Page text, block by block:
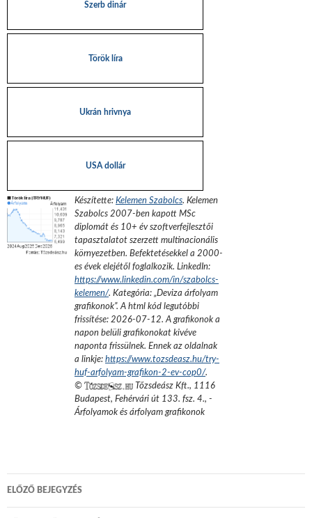
Szerb dinár
Török líra
Ukrán hrivnya
USA dollár
Készítette: Kelemen Szabolcs. Kelemen
Szabolcs 2007-ben kapott MSc
diplomát és 10+ év szoftverfejlesztői
tapasztalatot szerzett multinacionális
környezetben. Befektetésekkel a 2000-
es évek elejétől foglalkozik. LinkedIn:
https://www.linkedin.com/in/szabolcs-
kelemen/. Kategória: „Deviza árfolyam
grafikonok”.A html kód legutóbbi
frissítése: 2026-07-12. A grafikonok a
napon belüli grafikonokat kivéve
naponta frissülnek. Ennek az oldalnak
a linkje: https://www.tozsdeasz.hu/try-
huf-arfolyam-grafikon-2-ev-cop0/.
©
Tőzsdeász Kft., 1116
Budapest, Fehérvári út 133. fsz. 4., -
Árfolyamok és árfolyam grafikonok
Bejegyzés
navigáció
ELŐZŐ BEJEGYZÉS